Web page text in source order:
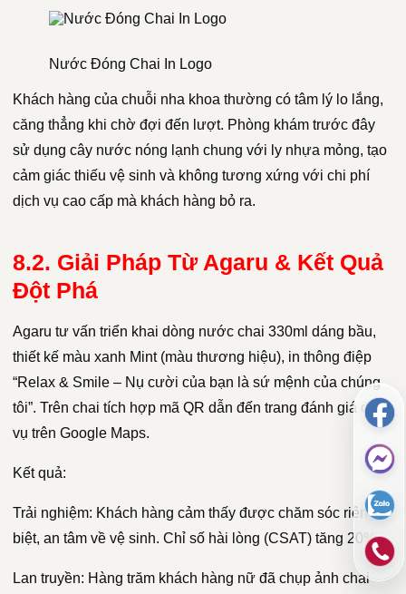
Nước Đóng Chai In Logo
Khách hàng của chuỗi nha khoa thường có tâm lý lo lắng,
căng thẳng khi chờ đợi đến lượt. Phòng khám trước đây
sử dụng cây nước nóng lạnh chung với ly nhựa mỏng, tạo
cảm giác thiếu vệ sinh và không tương xứng với chi phí
dịch vụ cao cấp mà khách hàng bỏ ra.
8.2. Giải Pháp Từ Agaru & Kết Quả
Đột Phá
Agaru tư vấn triển khai dòng nước chai 330ml dáng bầu,
thiết kế màu xanh Mint (màu thương hiệu), in thông điệp
“Relax & Smile – Nụ cười của bạn là sứ mệnh của chúng
tôi”. Trên chai tích hợp mã QR dẫn đến trang đánh giá dịch
vụ trên Google Maps.
Kết quả:
Trải nghiệm: Khách hàng cảm thấy được chăm sóc riêng
biệt, an tâm về vệ sinh. Chỉ số hài lòng (CSAT) tăng 20%.
Lan truyền: Hàng trăm khách hàng nữ đã chụp ảnh chai